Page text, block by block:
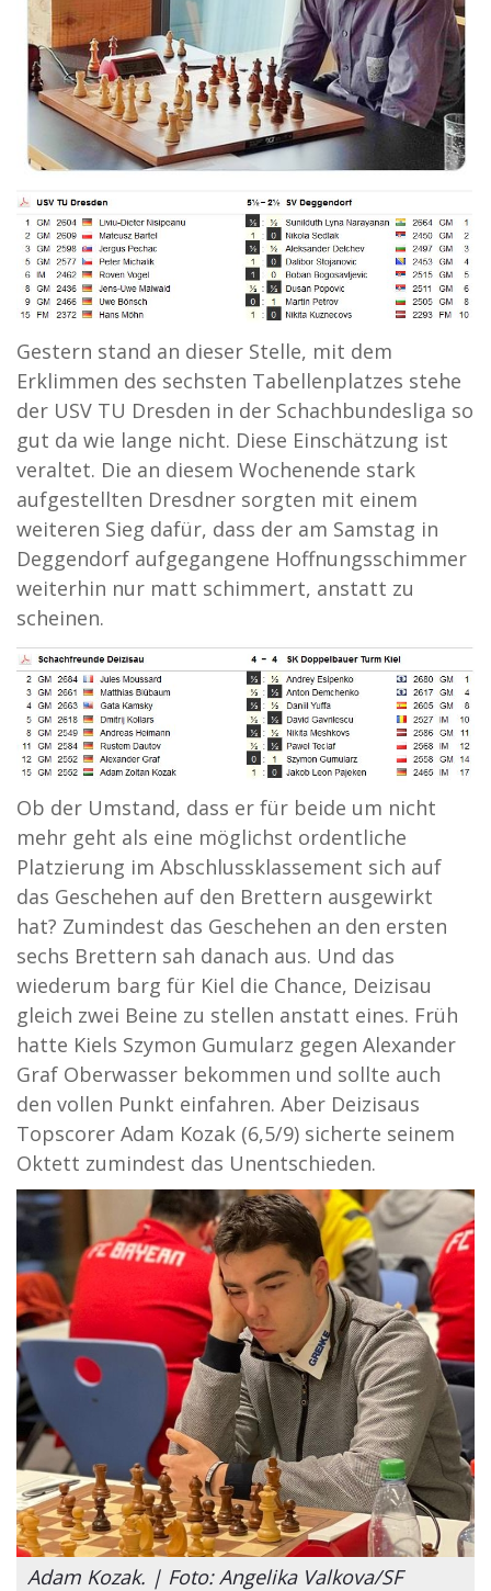
Gestern stand an dieser Stelle, mit dem
Erklimmen des sechsten Tabellenplatzes stehe
der USV TU Dresden in der Schachbundesliga so
gut da wie lange nicht. Diese Einschätzung ist
veraltet. Die an diesem Wochenende stark
aufgestellten Dresdner sorgten mit einem
weiteren Sieg dafür, dass der am Samstag in
Deggendorf aufgegangene Hoffnungsschimmer
weiterhin nur matt schimmert, anstatt zu
scheinen.
Ob der Umstand, dass er für beide um nicht
mehr geht als eine möglichst ordentliche
Platzierung im Abschlussklassement sich auf
das Geschehen auf den Brettern ausgewirkt
hat? Zumindest das Geschehen an den ersten
sechs Brettern sah danach aus. Und das
wiederum barg für Kiel die Chance, Deizisau
gleich zwei Beine zu stellen anstatt eines. Früh
hatte Kiels Szymon Gumularz gegen Alexander
Graf Oberwasser bekommen und sollte auch
den vollen Punkt einfahren. Aber Deizisaus
Topscorer Adam Kozak (6,5/9) sicherte seinem
Oktett zumindest das Unentschieden.
Adam Kozak. | Foto: Angelika Valkova/SF